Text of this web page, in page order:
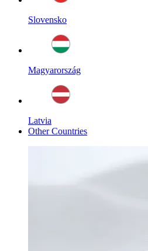
Slovensko
Magyarország
Latvia
Other Countries